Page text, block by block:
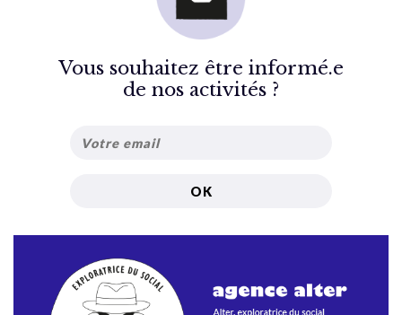
Vous souhaitez être informé.e
de nos activités ?